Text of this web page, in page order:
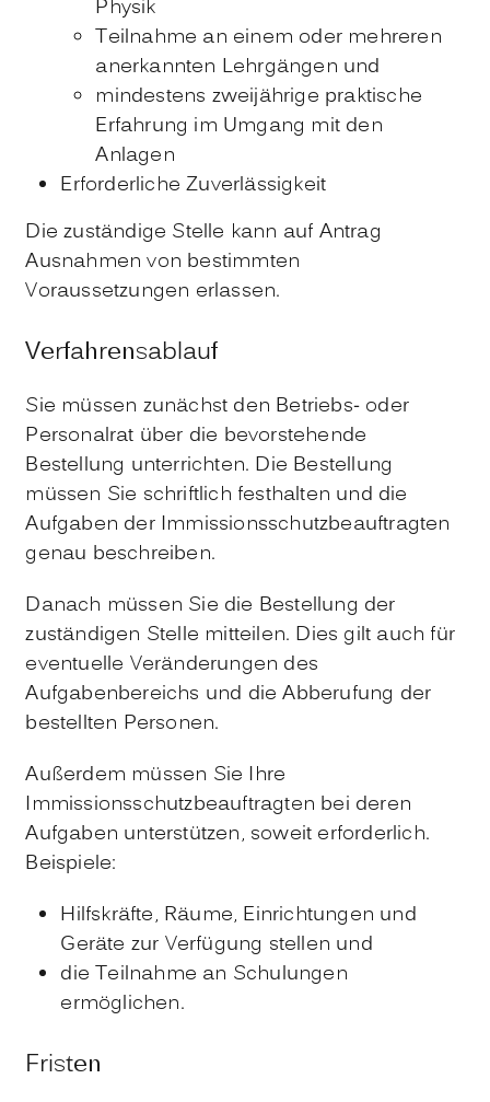
Physik
Teilnahme an einem oder mehreren
anerkannten Lehrgängen und
mindestens zweijährige praktische
Erfahrung im Umgang mit den
Anlagen
Erforderliche Zuverlässigkeit
Die zuständige Stelle kann auf Antrag
Ausnahmen von bestimmten
Voraussetzungen erlassen.
Verfahrensablauf
Sie müssen zunächst den Betriebs- oder
Personalrat über die bevorstehende
Bestellung unterrichten. Die Bestellung
müssen Sie schriftlich festhalten und die
Aufgaben der Immissionsschutzbeauftragten
genau beschreiben.
Danach müssen Sie die Bestellung der
zuständigen Stelle mitteilen. Dies gilt auch für
eventuelle Veränderungen des
Aufgabenbereichs und die Abberufung der
bestellten Personen.
Außerdem müssen Sie Ihre
Immissionsschutzbeauftragten bei deren
Aufgaben unterstützen, soweit erforderlich.
Beispiele:
Hilfskräfte, Räume, Einrichtungen und
Geräte zur Verfügung stellen und
die Teilnahme an Schulungen
ermöglichen.
Fristen